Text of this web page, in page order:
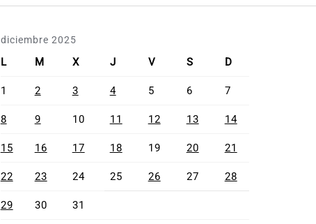
diciembre 2025
L M X J V S D
1 2 3 4 5 6 7
8 9 10 11 12 13 14
15 16 17 18 19 20 21
22 23 24 25 26 27 28
29 30 31